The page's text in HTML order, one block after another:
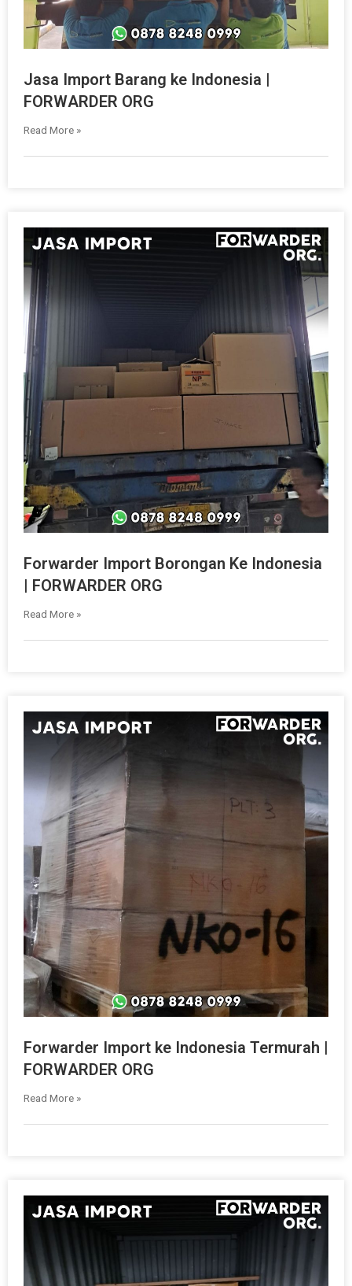
Jasa Import Barang ke Indonesia |
FORWARDER ORG
Read More »
Forwarder Import Borongan Ke Indonesia
| FORWARDER ORG
Read More »
Forwarder Import ke Indonesia Termurah |
FORWARDER ORG
Read More »